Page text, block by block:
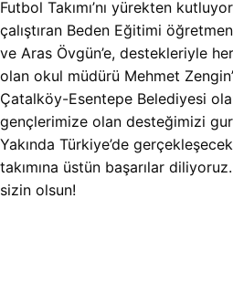
Futbol Takımı’nı yürekten
çalıştıran Beden Eğitimi
ve Aras Övgün’e, destekleriyle
olan okul müdürü Mehmet
Çatalköy-Esentepe Belediyesi
gençlerimize olan desteğimizi
Yakında Türkiye’de
takımına üstün başarılar
sizin olsun!